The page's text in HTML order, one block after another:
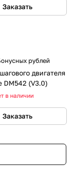
Заказать
рублей
двигателя
DM542 (V3.0)
в наличии
Заказать